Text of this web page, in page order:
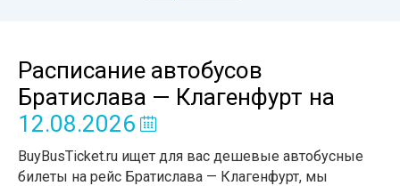
Расписание автобусов
Братислава — Клагенфурт на
12.08.2026
BuyBusTicket.ru ищет для вас дешевые автобусные
билеты на рейс Братислава — Клагенфурт, мы